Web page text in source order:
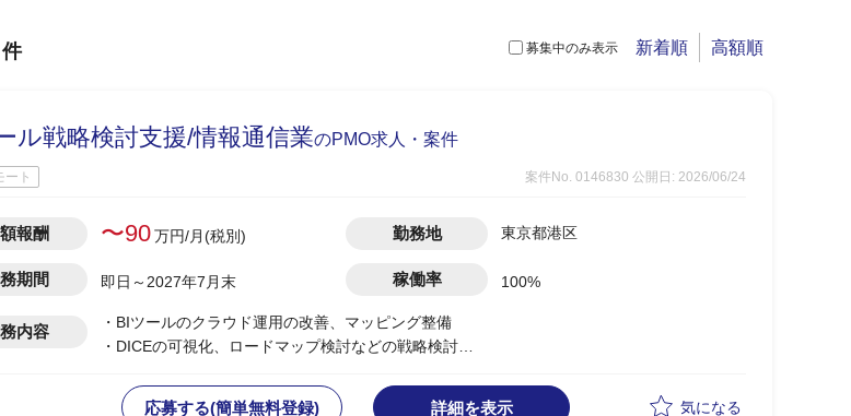
件 募集中のみ表示 新着順 高額順
ル戦略検討⽀援/情報通信業のPMO求人・案件
ート 案件No. 0146830 公開日: 2026/06/24
報酬 〜90万円/月(税別) 勤務地 東京都港区
期間 即日～2027年7月末 稼働率 100%
内容
・BIツールのクラウド運⽤の改善、マッピング整備
・DICEの可視化、ロードマップ検討などの戦略検討
応募する(簡単無料登録) 詳細を表示 気になる